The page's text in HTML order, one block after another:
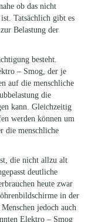
ob das nicht
Tatsächlich gibt es
Belastung der
besteht.
– Smog, der je
auf die menschliche
die
kann. Gleichzeitig
werden können um
die menschliche
die nicht allzu alt
deutliche
heute zwar
in der
jedoch auch
Elektro – Smog